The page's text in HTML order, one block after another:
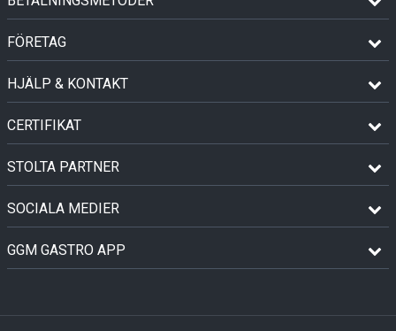
FÖRETAG
HJÄLP & KONTAKT
CERTIFIKAT
STOLTA PARTNER
SOCIALA MEDIER
GGM GASTRO APP